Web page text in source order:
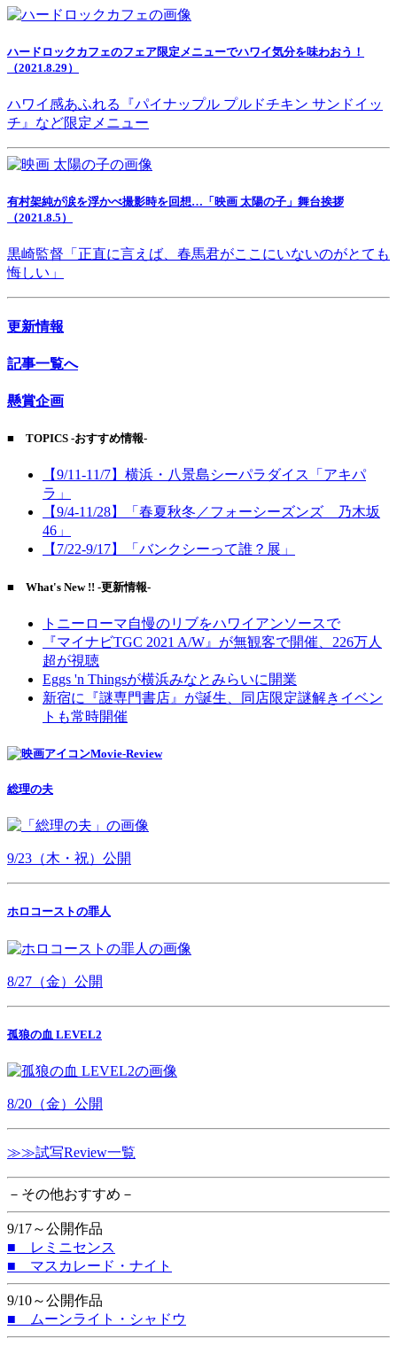
ハードロックカフェのフェア限定メニューでハワイ気分を味わおう！
（2021.8.29）
ハワイ感あふれる『パイナップル プルドチキン サンドイッ
チ』など限定メニュー
有村架純が涙を浮かべ撮影時を回想…「映画 太陽の子」舞台挨拶
（2021.8.5）
黒崎監督「正直に言えば、春馬君がここにいないのがとても
悔しい」
更新情報
記事一覧へ
懸賞企画
■ TOPICS -おすすめ情報-
【9/11-11/7】横浜・八景島シーパラダイス「アキパ
ラ」
【9/4-11/28】「春夏秋冬／フォーシーズンズ 乃木坂
46」
【7/22-9/17】「バンクシーって誰？展」
■ What's New !! -更新情報-
トニーローマ自慢のリブをハワイアンソースで
『マイナビTGC 2021 A/W』が無観客で開催、226万人
超が視聴
Eggs 'n Thingsが横浜みなとみらいに開業
新宿に『謎専門書店』が誕生、同店限定謎解きイベン
トも常時開催
Movie-Review
総理の夫
9/23（木・祝）公開
ホロコーストの罪人
8/27（金）公開
孤狼の血 LEVEL2
8/20（金）公開
≫≫試写Review一覧
－その他おすすめ－
9/17～公開作品
■ レミニセンス
■ マスカレード・ナイト
9/10～公開作品
■ ムーンライト・シャドウ